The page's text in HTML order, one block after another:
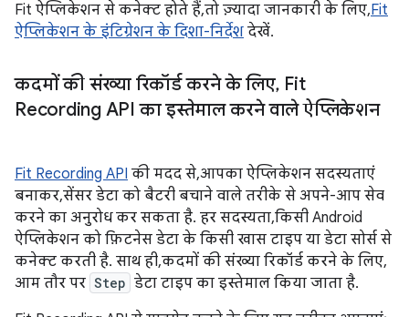
Fit ऐप्लिकेशन से कनेक्ट होते हैं, तो ज़्यादा जानकारी के लिए,Fit
ऐप्लिकेशन के इंटिग्रेशन के दिशा-निर्देश देखें.
कदमों की संख्या रिकॉर्ड करने के लिए, Fit
Recording API का इस्तेमाल करने वाले ऐप्लिकेशन
Fit Recording API की मदद से, आपका ऐप्लिकेशन सदस्यताएं
बनाकर, सेंसर डेटा को बैटरी बचाने वाले तरीके से अपने-आप सेव
करने का अनुरोध कर सकता है. हर सदस्यता, किसी Android
ऐप्लिकेशन को फ़िटनेस डेटा के किसी खास टाइप या डेटा सोर्स से
कनेक्ट करती है. साथ ही, कदमों की संख्या रिकॉर्ड करने के लिए,
आम तौर पर Step डेटा टाइप का इस्तेमाल किया जाता है.